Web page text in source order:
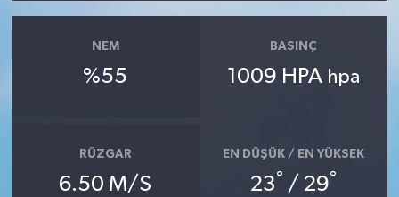
NEM
%55
BASINÇ
1009 HPA hpa
RÜZGAR
6.50 M/S
EN DÜŞÜK / EN YÜKSEK
23° / 29°